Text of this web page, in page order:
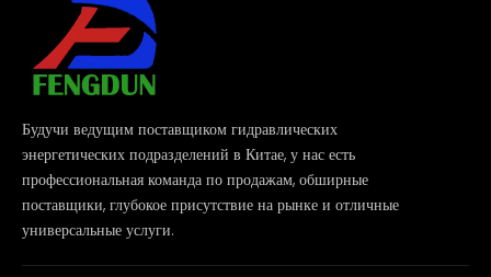
Будучи ведущим поставщиком гидравлических
энергетических подразделений в Китае, у нас есть
профессиональная команда по продажам, обширные
поставщики, глубокое присутствие на рынке и отличные
универсальные услуги.